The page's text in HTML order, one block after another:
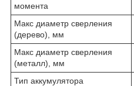
момента
Макс диаметр сверления
(дерево), мм
Макс диаметр сверления
(металл), мм
Тип аккумулятора